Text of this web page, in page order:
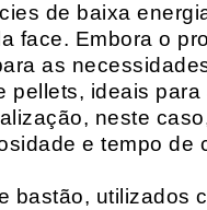
de baixa
face. Embora o
as
pellets, ideais para
neste
e tempo de
bastão, utilizados